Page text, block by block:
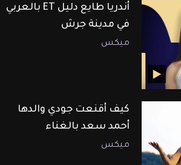
أندريا طايع دليل ET بالعربي
في مدينة جرش
ميكس
كيف أقنعت جودي والدها
أحمد سعد بالغناء
ميكس